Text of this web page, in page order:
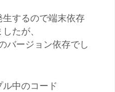
するので端末依存
たが、
バージョン依存でし
中のコード